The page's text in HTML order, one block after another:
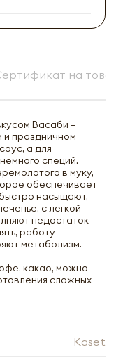
на
Васаби –
и праздничном
а для
специй.
в муку,
обеспечивает
насыщают,
с легкой
недостаток
работу
метаболизм.
какао, можно
сложных
Kaset